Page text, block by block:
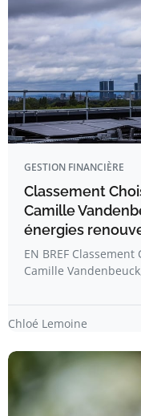
GESTION FINANCIÈRE
Classement
Camille
énergies
EN BREF
Camille
Chloé Lemoine